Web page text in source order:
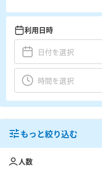
利用日時
もっと絞り込む
人数